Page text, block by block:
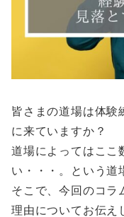
皆さまの道場は体験
に来ていますか？
道場によってはここ
い・・・。という道
そこで、今回のコラ
理由についてお伝え